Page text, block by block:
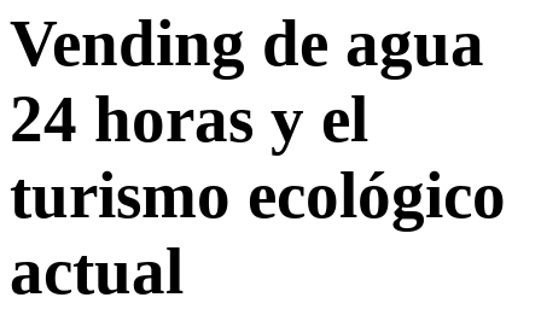
Vending de agua
24 horas y el
turismo ecológico
actual